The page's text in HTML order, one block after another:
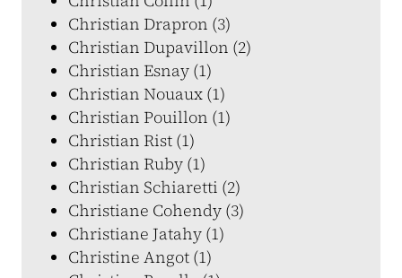
Christian Drapron (3)
Christian Dupavillon (2)
Christian Esnay (1)
Christian Nouaux (1)
Christian Pouillon (1)
Christian Rist (1)
Christian Ruby (1)
Christian Schiaretti (2)
Christiane Cohendy (3)
Christiane Jatahy (1)
Christine Angot (1)